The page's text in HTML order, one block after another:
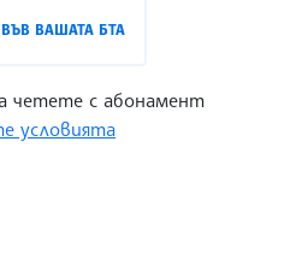
ВЪВ ВАШАТА БТА
четете с абонамент
условията